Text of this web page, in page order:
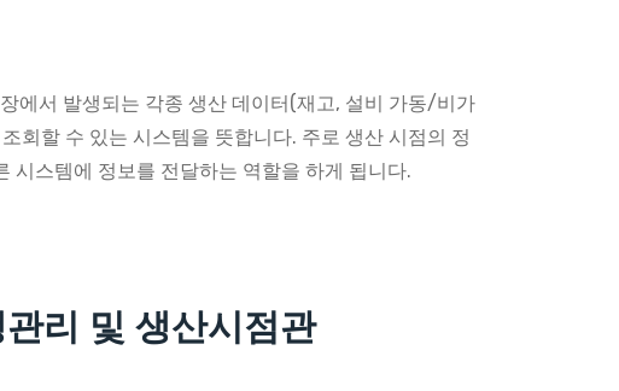
에서 발생되는 각종 생산 데이터(재고, 설비 가동/비가
회할 수 있는 시스템을 뜻합니다. 주로 생산 시점의 정
시스템에 정보를 전달하는 역할을 하게 됩니다.
리 및 생산시점관